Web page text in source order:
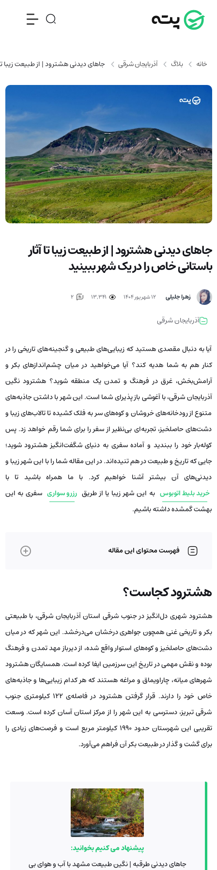
خانه بلاگ آذربایجان شرقی جاهای دیدنی هشترود | از طبیعت زیبا
جاهای دیدنی هشترود | از طبیعت زیبا تا آثار
باستانی خاص را در یک شهر ببینید
زهرا جلیلی ۱۲ شهریور ۱۴۰۴ 2
آذربایجان شرقی
آیا به دنبال مقصدی هستید که زیبایی‌های طبیعی و گنجینه‌های تاریخی را در
کنار هم به شما هدیه کند؟ آیا می‌خواهید در میان چشم‌اندازهای بکر و
آرامش‌بخش، غرق در فرهنگ و تمدن یک منطقه شوید؟ هشترود نگین
آذربایجان شرقی، با آغوشی باز پذیرای شما است. این شهر با داشتن جاذبه‌های
متنوع از رودخانه‌های خروشان و کوه‌های سر به فلک کشیده تا تالاب‌های زیبا و
دشت‌های حاصلخیز، تجربه‌ای بی‌نظیر از سفر را برای شما رقم خواهد زد. پس
کوله‌بار خود را ببندید و آماده سفری به دنیای شگفت‌انگیز هشترود شوید؛
جایی که تاریخ و طبیعت در هم تنیده‌اند. در این مقاله شما را با این شهر زیبا و
دیدنی‌های آن بیشتر آشنا خواهیم کرد. با ما همراه باشید تا با
خرید بلیط اتوبوس به این شهر زیبا یا از طریق رزرو سواری سفری به این
بهشت گمشده داشته باشیم.
فهرست محتوای این مقاله
هشترود کجاست؟
هشترود شهری دل‌انگیز در جنوب شرقی استان آذربایجان شرقی، با طبیعتی
بکر و تاریخی غنی همچون جواهری درخشان می‌درخشد. این شهر که در میان
دشت‌های حاصلخیز و کوه‌های استوار واقع شده، از دیرباز مهد تمدن و فرهنگ
بوده و نقش مهمی در تاریخ این سرزمین ایفا کرده است. همسایگان هشترود
شهرهای میانه، چاراویماق و مراغه هستند که هر کدام زیبایی‌ها و جاذبه‌های
خاص خود را دارند. قرار گرفتن هشترود در فاصله‌ی ۱۲۲ کیلومتری جنوب
شرقی تبریز، دسترسی به این شهر را از مرکز استان آسان کرده است. وسعت
تقریبی این شهرستان حدود ۱۹۹۰ کیلومتر مربع است و فرصت‌های زیادی را
برای گشت و گذار در طبیعت بکر آن فراهم می‌آورد.
پیشنهاد می کنیم بخوانید:
جاهای دیدنی طرقبه | نگین طبیعت مشهد با آب و هوای بی